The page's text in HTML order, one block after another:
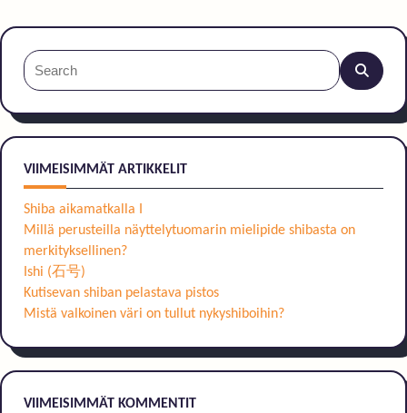
Search
for:
VIIMEISIMMÄT ARTIKKELIT
Shiba aikamatkalla I
Millä perusteilla näyttelytuomarin mielipide shibasta on
merkityksellinen?
Ishi (石号)
Kutisevan shiban pelastava pistos
Mistä valkoinen väri on tullut nykyshiboihin?
VIIMEISIMMÄT KOMMENTIT